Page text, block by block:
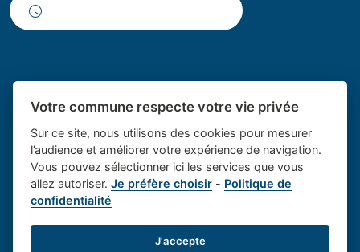
Place du village la solution web
et appli des collectivités
- Le village de
Mentions légales- Gestion des cookies
Votre commune respecte votre vie privée
Sur ce site, nous utilisons des cookies pour mesurer
l’audience et améliorer votre expérience de navigation.
Vous pouvez sélectionner ici les services que vous
allez autoriser.Je préfère choisir - Politique de
confidentialité
J'accepte